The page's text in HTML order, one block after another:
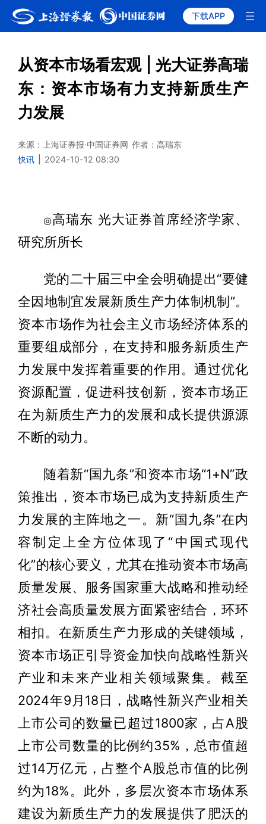
下载APP
从资本市场看宏观 | 光大证券高瑞
东：资本市场有力支持新质生产
力发展
来源：上海证券报·中国证券网 作者：高瑞东
快讯
2024-10-12 08:30
◎高瑞东 光大证券首席经济学家、
研究所所长
党的二十届三中全会明确提出“要健
全因地制宜发展新质生产力体制机制”。
资本市场作为社会主义市场经济体系的
重要组成部分，在支持和服务新质生产
力发展中发挥着重要的作用。通过优化
资源配置，促进科技创新，资本市场正
在为新质生产力的发展和成长提供源源
不断的动力。
随着新“国九条”和资本市场“1+N”政
策推出，资本市场已成为支持新质生产
力发展的主阵地之一。新“国九条”在内
容制定上全方位体现了“中国式现代
化”的核心要义，尤其在推动资本市场高
质量发展、服务国家重大战略和推动经
济社会高质量发展方面紧密结合，环环
相扣。在新质生产力形成的关键领域，
资本市场正引导资金加快向战略性新兴
产业和未来产业相关领域聚集。截至
2024年9月18日，战略性新兴产业相关
上市公司的数量已超过1800家，占A股
上市公司数量的比例约35%，总市值超
过14万亿元，占整个A股总市值的比例
约为18%。此外，多层次资本市场体系
建设为新质生产力的发展提供了肥沃的